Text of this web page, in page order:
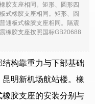
胶支座相同。矩形、圆形四
式橡胶支座相同。矩形、圆
通板式橡胶支座相同。隔震
橡胶支座按照国标GB20688
构靠重力与下部基础
明新机场航站楼。橡
胶支座的安装分别与